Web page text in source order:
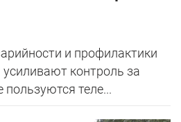
и профилактики
контроль за
теле...